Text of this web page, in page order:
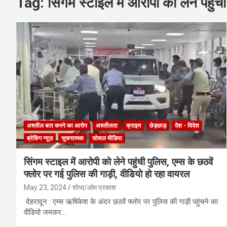
अश्लील बात करने का आरोप अश्लीलता क्राइम छेड़छाड़
देश - विदेश
ब्रेकिंग न्यूज़
सूचनात्मक सोशल मीडिया
सिंगम स्टाइल में आरोपी को लेने पहुंची पुलिस, एम्स के छठवें
फ्लोर पर गई पुलिस की गाड़ी, वीडियो हो रहा वायरल
May 23, 2024 शोभा/ओम प्रकाश
देहरादून : एम्स ऋषिकेश के अंदर छठवें फ्लोर पर पुलिस की गाड़ी पहुंचने का
वीडियो जमकर…